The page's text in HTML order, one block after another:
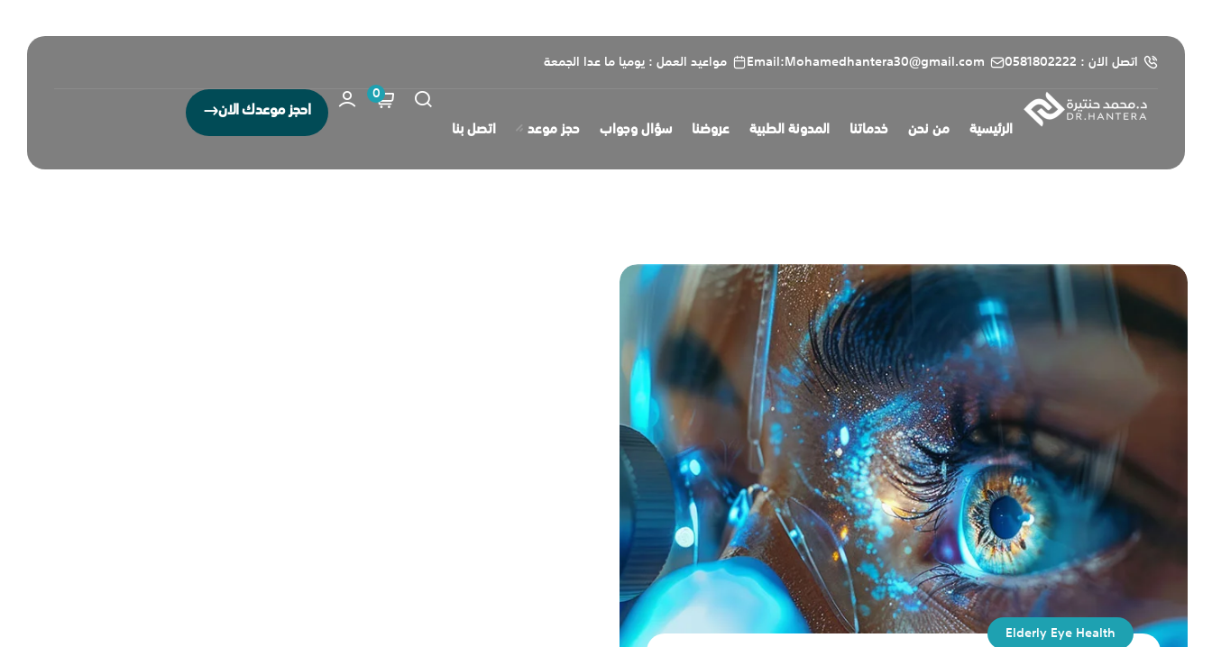
اتصل الان : 0581802222 Email:Mohamedhantera30@gmail.com مواعيد العمل : يوميا ما عدا الجمعة
الرئيسية من نحن خدماتنا المدونة الطبية عروضنا سؤال وجواب حجز موعد اتصل بنا
0
احجز موعدك الان
Elderly Eye Health